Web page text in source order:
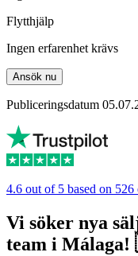
Flytthjälp
Ingen erfarenhet krävs
Ansök nu
Publiceringsdatum
4.6 out of 5 based on
Vi söker nya
team i